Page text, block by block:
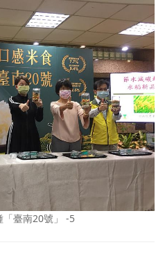
「臺南20號」 -5